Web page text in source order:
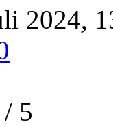
2024,
5